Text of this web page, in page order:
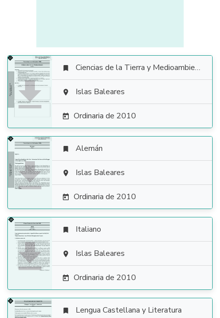

 Ciencias de la Tierra y Medioambientales
 Islas Baleares
 Ordinaria de 2010

 Alemán
 Islas Baleares
 Ordinaria de 2010

 Italiano
 Islas Baleares
 Ordinaria de 2010
 Lengua Castellana y Literatura